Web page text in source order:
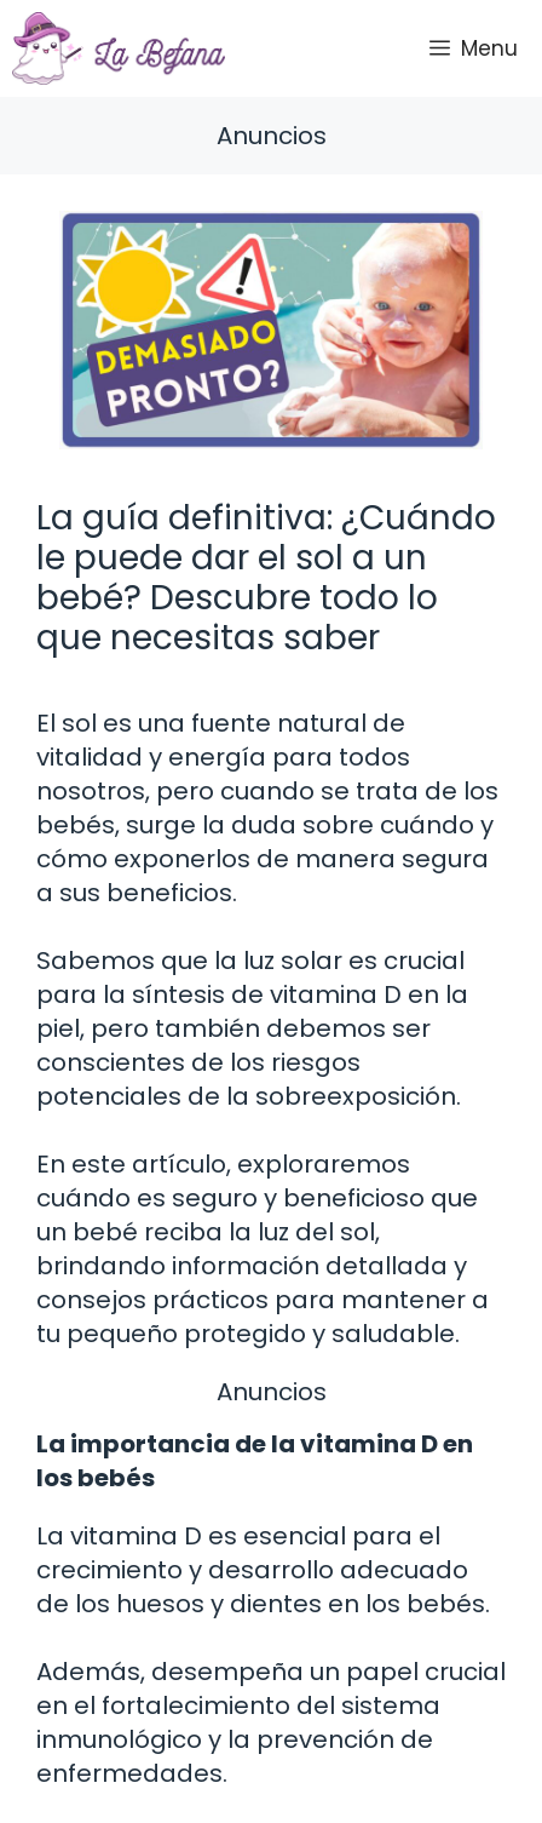
Saltar
al
contenido
Menu
Anuncios
La guía definitiva: ¿Cuándo
le puede dar el sol a un
bebé? Descubre todo lo
que necesitas saber
El sol es una fuente natural de
vitalidad y energía para todos
nosotros, pero cuando se trata de los
bebés, surge la duda sobre cuándo y
cómo exponerlos de manera segura
a sus beneficios.
Sabemos que la luz solar es crucial
para la síntesis de vitamina D en la
piel, pero también debemos ser
conscientes de los riesgos
potenciales de la sobreexposición.
En este artículo, exploraremos
cuándo es seguro y beneficioso que
un bebé reciba la luz del sol,
brindando información detallada y
consejos prácticos para mantener a
tu pequeño protegido y saludable.
Anuncios
La importancia de la vitamina D en
los bebés
La vitamina D es esencial para el
crecimiento y desarrollo adecuado
de los huesos y dientes en los bebés.
Además, desempeña un papel crucial
en el fortalecimiento del sistema
inmunológico y la prevención de
enfermedades.